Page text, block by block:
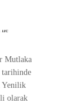
Mutlaka
Yenilik
olarak